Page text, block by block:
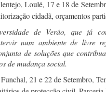
Loulé, 17 e 18 de
cidadã, orçamentos
de Verão, que já
num ambiente de livre
de soluções que
de mudança social.
21 e 22 de Setembro,